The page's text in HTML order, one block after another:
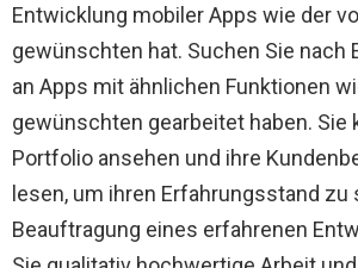
Entwicklung mobiler Apps wie der
gewünschten hat. Suchen Sie nach
an Apps mit ähnlichen Funktionen
gewünschten gearbeitet haben. Sie
Portfolio ansehen und ihre
lesen, um ihren Erfahrungsstand zu
Beauftragung eines erfahrenen